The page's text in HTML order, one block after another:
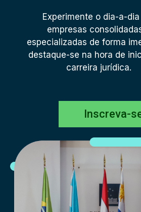
Experimente o dia-a-
empresas
especializadas de forma
destaque-se na hora de
carreira jurídica.
Inscreva-